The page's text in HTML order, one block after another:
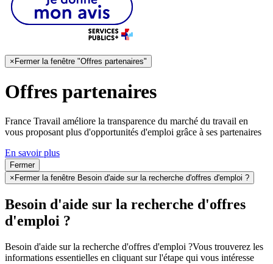
×Fermer la fenêtre "Offres partenaires"
Offres partenaires
France Travail améliore la transparence du marché du travail en
vous proposant plus d'opportunités d'emploi grâce à ses partenaires
En savoir plus
Fermer
× Fermer la fenêtre Besoin d'aide sur la recherche d'offres d'emploi ?
Besoin d'aide sur la recherche d'offres
d'emploi ?
Besoin d'aide sur la recherche d'offres d'emploi ?Vous trouverez les
informations essentielles en cliquant sur l'étape qui vous intéresse